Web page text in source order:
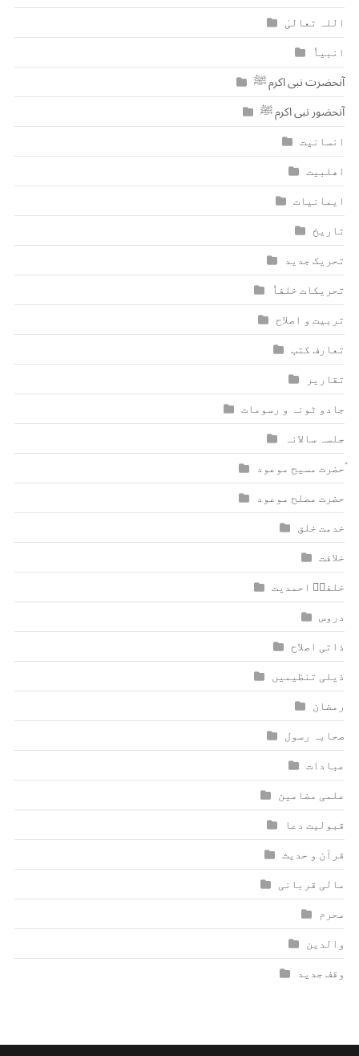
اللہ تعالیٰ
انبیاٗ
آنحضرت نبی اکرم ﷺ
آنحضور نبی اکرم ﷺ
انسانیت
اھلبیت
ایمانیات
تاریخ
تحریک جدید
تحریکات خلفاٗ
تربیت و اصلاح
تعارف کتب
تقاریر
جادو ٹونہ و رسومات
جلسہ سالانہ
ٰؑحضرت مسیح موعود
حضرت مصلح موعود
خدمت خلق
خلافت
خلفاؑ احمدیت
دروس
ذاتی اصلاح
ذیلی تنظیمیں
رمضان
صحابہ رسول
عبادات
علمی مضامین
قبولیت دعا
قرآن و حدیث
مالی قربانی
محرم
والدین
وقف جدید